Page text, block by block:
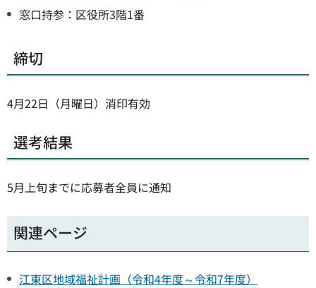
窓口持参：区役所3階1番
締切
4月22日（月曜日）消印有効
選考結果
5月上旬までに応募者全員に通知
関連ページ
江東区地域福祉計画（令和4年度～令和7年度）